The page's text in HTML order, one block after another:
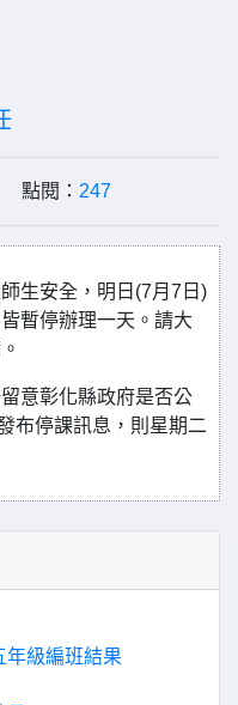
點閱： 247
生安全，明日(7月7日)
暫停辦理一天。請大
意彰化縣政府是否公
布停課訊息，則星期二
年級編班結果